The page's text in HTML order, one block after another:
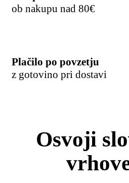
ob nakupu nad 80€
Plačilo po povzetju
z gotovino pri dostavi
Osvoji